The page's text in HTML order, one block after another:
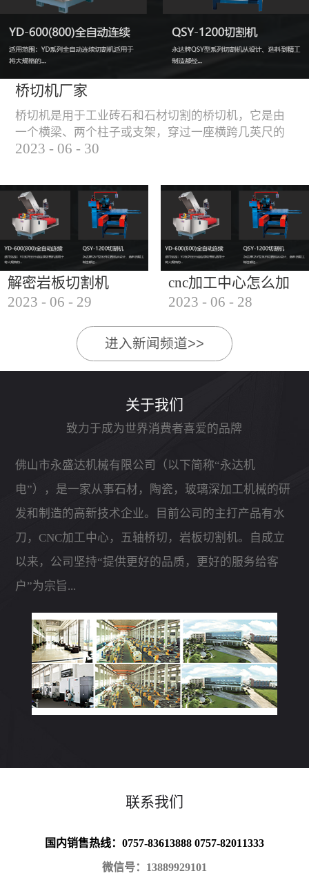
工与上下板分开，便
捷，高效。5、19”显示
屏，按钮、遥杆集成面
板，操作快速、简便。
桥切机厂家
桥切机是用于工业砖石和石材切割的桥切机，它是由
一个横梁、两个柱子或支架，穿过一座横跨几英尺的
桥而构成，因其形状而得名。随着石材和工业砖石的
是用于实现快速切割大型石材和工业砖石的机器，具
有高效、节能、环保等优点，是现代建筑行业必不可
少的设备之一。但是，如何选择合适的桥切机厂家也
是很多消费者不得不面对的问题。选择一个靠谱的桥
切机厂家，是保证桥切机使用效果和...
2023 - 06 - 30
解密岩板切割机
2023 - 06 - 29
cnc加工中心怎么加
工石材
2023 - 06 - 28
进入新闻频道>>
关于我们
致力于成为世界消费者喜爱的品牌
佛山市永盛达机械有限公司（以下简称“永达机
电”），是一家从事石材，陶瓷，玻璃深加工机械的研
发和制造的高新技术企业。目前公司的主打产品有水
刀，CNC加工中心，五轴桥切，岩板切割机。自成立
以来，公司坚持“提供更好的品质，更好的服务给客
户”为宗旨...
联系我们
国内销售热线：0757-83613888 0757-82011333
微信号：13889929101